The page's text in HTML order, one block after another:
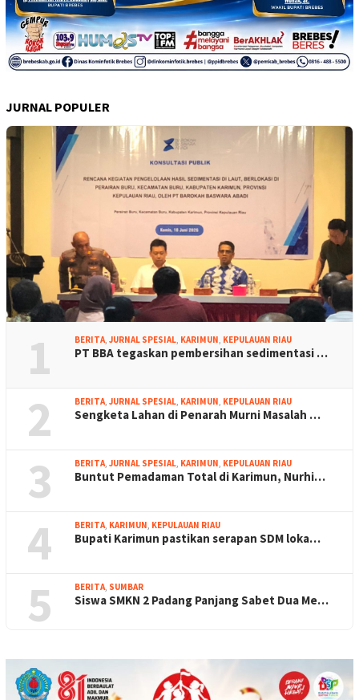
JURNAL POPULER
1 BERITA, JURNAL SPESIAL, KARIMUN, KEPULAUAN RIAU
PT BBA tegaskan pembersihan sedimentasi …
2 BERITA, JURNAL SPESIAL, KARIMUN, KEPULAUAN RIAU
Sengketa Lahan di Penarah Murni Masalah …
3 BERITA, JURNAL SPESIAL, KARIMUN, KEPULAUAN RIAU
Buntut Pemadaman Total di Karimun, Nurhi…
4 BERITA, KARIMUN, KEPULAUAN RIAU
Bupati Karimun pastikan serapan SDM loka…
5 BERITA, SUMBAR
Siswa SMKN 2 Padang Panjang Sabet Dua Me…